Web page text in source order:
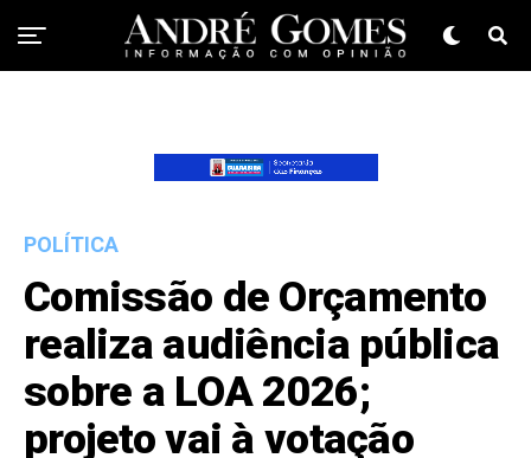
POLÍTICA
Comissão de Orçamento
realiza audiência pública
sobre a LOA 2026;
projeto vai à votação